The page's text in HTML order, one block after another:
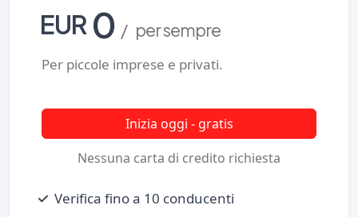
EUR 0 / per sempre
Per piccole imprese e privati.
Inizia oggi - gratis
Nessuna carta di credito richiesta
Verifica fino a 10 conducenti